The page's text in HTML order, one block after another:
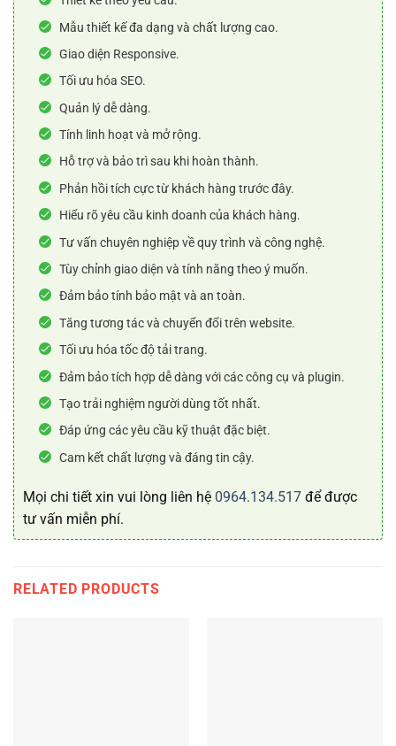
Mẫu thiết kế đa dạng và chất lượng cao.
Giao diện Responsive.
Tối ưu hóa SEO.
Quản lý dễ dàng.
Tính linh hoạt và mở rộng.
Hỗ trợ và bảo trì sau khi hoàn thành.
Phản hồi tích cực từ khách hàng trước đây.
Hiểu rõ yêu cầu kinh doanh của khách hàng.
Tư vấn chuyên nghiệp về quy trình và công nghệ.
Tùy chỉnh giao diện và tính năng theo ý muốn.
Đảm bảo tính bảo mật và an toàn.
Tăng tương tác và chuyển đổi trên website.
Tối ưu hóa tốc độ tải trang.
Đảm bảo tích hợp dễ dàng với các công cụ và plugin.
Tạo trải nghiệm người dùng tốt nhất.
Đáp ứng các yêu cầu kỹ thuật đặc biệt.
Cam kết chất lượng và đáng tin cậy.
Mọi chi tiết xin vui lòng liên hệ 0964.134.517 để được
tư vấn miễn phí.
RELATED PRODUCTS